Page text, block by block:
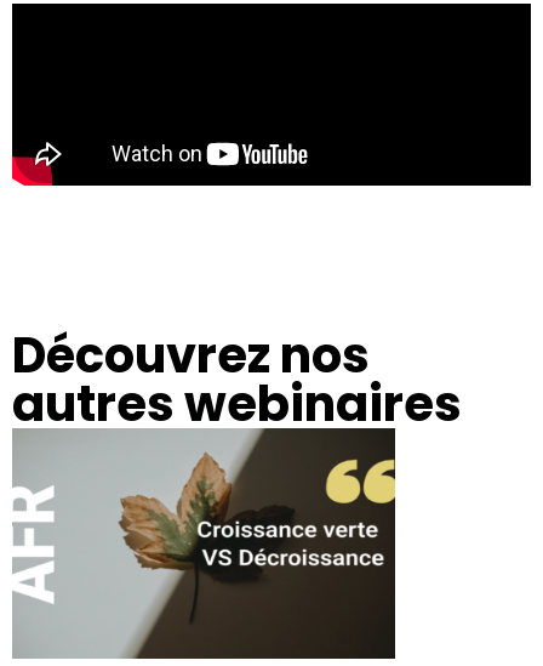
Découvrez nos
autres webinaires​